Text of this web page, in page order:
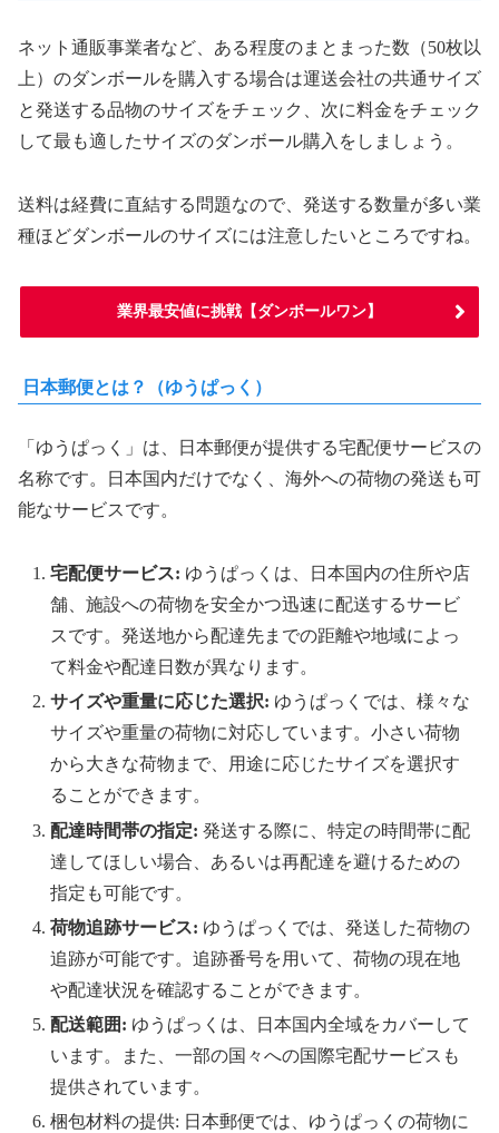
ネット通販事業者など、ある程度のまとまった数（50枚以
上）のダンボールを購入する場合は運送会社の共通サイズ
と発送する品物のサイズをチェック、次に料金をチェック
して最も適したサイズのダンボール購入をしましょう。
送料は経費に直結する問題なので、発送する数量が多い業
種ほどダンボールのサイズには注意したいところですね。
業界最安値に挑戦【ダンボールワン】
日本郵便とは？（ゆうぱっく）
「ゆうぱっく」は、日本郵便が提供する宅配便サービスの
名称です。日本国内だけでなく、海外への荷物の発送も可
能なサービスです。
宅配便サービス: ゆうぱっくは、日本国内の住所や店
舗、施設への荷物を安全かつ迅速に配送するサービ
スです。発送地から配達先までの距離や地域によっ
て料金や配達日数が異なります。
サイズや重量に応じた選択: ゆうぱっくでは、様々な
サイズや重量の荷物に対応しています。小さい荷物
から大きな荷物まで、用途に応じたサイズを選択す
ることができます。
配達時間帯の指定:発送する際に、特定の時間帯に配
達してほしい場合、あるいは再配達を避けるための
指定も可能です。
荷物追跡サービス: ゆうぱっくでは、発送した荷物の
追跡が可能です。追跡番号を用いて、荷物の現在地
や配達状況を確認することができます。
配送範囲: ゆうぱっくは、日本国内全域をカバーして
います。また、一部の国々への国際宅配サービスも
提供されています。
梱包材料の提供: 日本郵便では、ゆうぱっくの荷物に